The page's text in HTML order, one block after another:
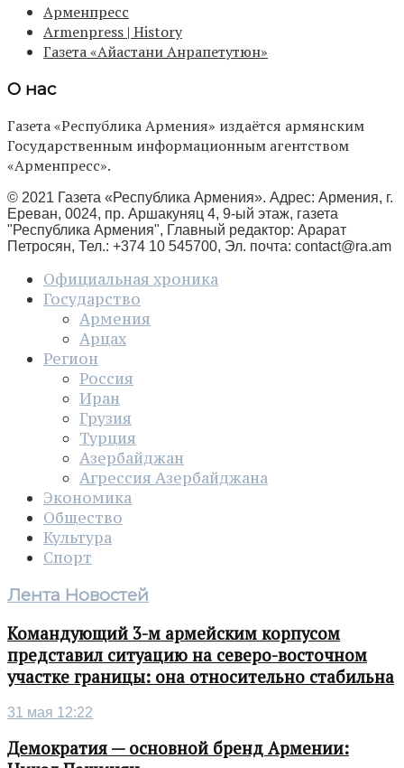
Арменпресс
Armenpress | History
Газета «Айастани Анрапетутюн»
О нас
Газета «Республика Армения» издаётся армянским
Государственным информационным агентством
«Арменпресс».
© 2021 Газета «Республика Армения». Адрес: Армения, г.
Ереван, 0024, пр. Аршакуняц 4, 9-ый этаж, газета
"Республика Армения", Главный редактор: Арарат
Петросян, Тел.: +374 10 545700, Эл. почта: contact@ra.am
Официальная хроника
Государство
Армения
Арцах
Регион
Россия
Иран
Грузия
Турция
Азербайджан
Агрессия Азербайджана
Экономика
Общество
Культура
Спорт
Лента Новостей
Командующий 3-м армейским корпусом
представил ситуацию на северо-восточном
участке границы: она относительно стабильна
31 мая 12:22
Демократия — основной бренд Армении: